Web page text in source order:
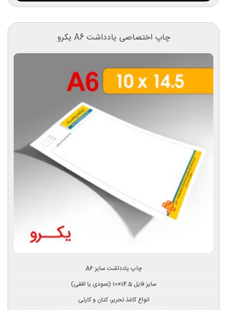
چاپ اختصاصی یادداشت A6 یکرو
چاپ یادداشت سایز A6
سایز فایل 14.5×10 (عمودی یا افقی)
انواع کاغذ تحریر، کتان و کارتی